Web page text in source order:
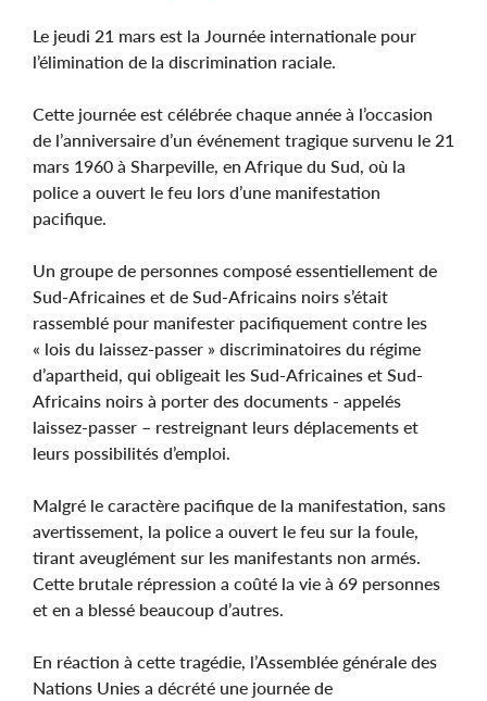
Le jeudi 21 mars est la Journée internationale pour
l’élimination de la discrimination raciale.
Cette journée est célébrée chaque année à l’occasion
de l’anniversaire d’un événement tragique survenu le 21
mars 1960 à Sharpeville, en Afrique du Sud, où la
police a ouvert le feu lors d’une manifestation
pacifique.
Un groupe de personnes composé essentiellement de
Sud-Africaines et de Sud-Africains noirs s’était
rassemblé pour manifester pacifiquement contre les
« lois du laissez-passer » discriminatoires du régime
d’apartheid, qui obligeait les Sud-Africaines et Sud-
Africains noirs à porter des documents - appelés
laissez-passer – restreignant leurs déplacements et
leurs possibilités d’emploi.
Malgré le caractère pacifique de la manifestation, sans
avertissement, la police a ouvert le feu sur la foule,
tirant aveuglément sur les manifestants non armés.
Cette brutale répression a coûté la vie à 69 personnes
et en a blessé beaucoup d’autres.
En réaction à cette tragédie, l’Assemblée générale des
Nations Unies a décrété une journée de